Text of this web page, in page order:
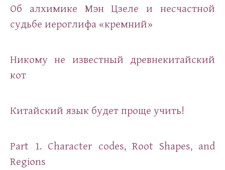
Об алхимике Мэн Цзеле и несчастной
судьбе иероглифа «кремний»
Никому не известный древнекитайский
кот
Китайский язык будет проще учить!
Part 1. Character codes, Root Shapes, and
Regions